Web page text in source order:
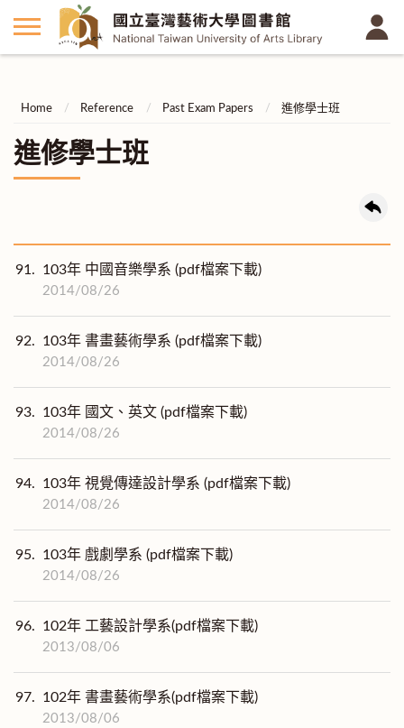
Home Reference Past Exam Papers 進修學士班
進修學士班
91. 103年 中國音樂學系 (pdf檔案下載)
2014/08/26
92. 103年 書畫藝術學系 (pdf檔案下載)
2014/08/26
93. 103年 國文、英文 (pdf檔案下載)
2014/08/26
94. 103年 視覺傳達設計學系 (pdf檔案下載)
2014/08/26
95. 103年 戲劇學系 (pdf檔案下載)
2014/08/26
96. 102年 工藝設計學系(pdf檔案下載)
2013/08/06
97. 102年 書畫藝術學系(pdf檔案下載)
2013/08/06